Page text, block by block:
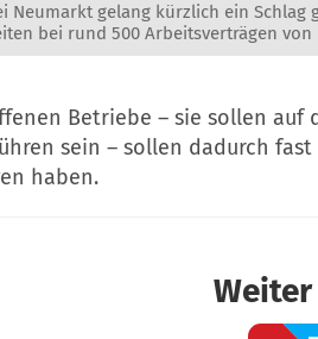
Neumarkt gelang kürzlich ein Schlag
bei rund 500 Arbeitsverträgen
Betriebe – sie sollen auf
sein – sollen dadurch fast
haben.